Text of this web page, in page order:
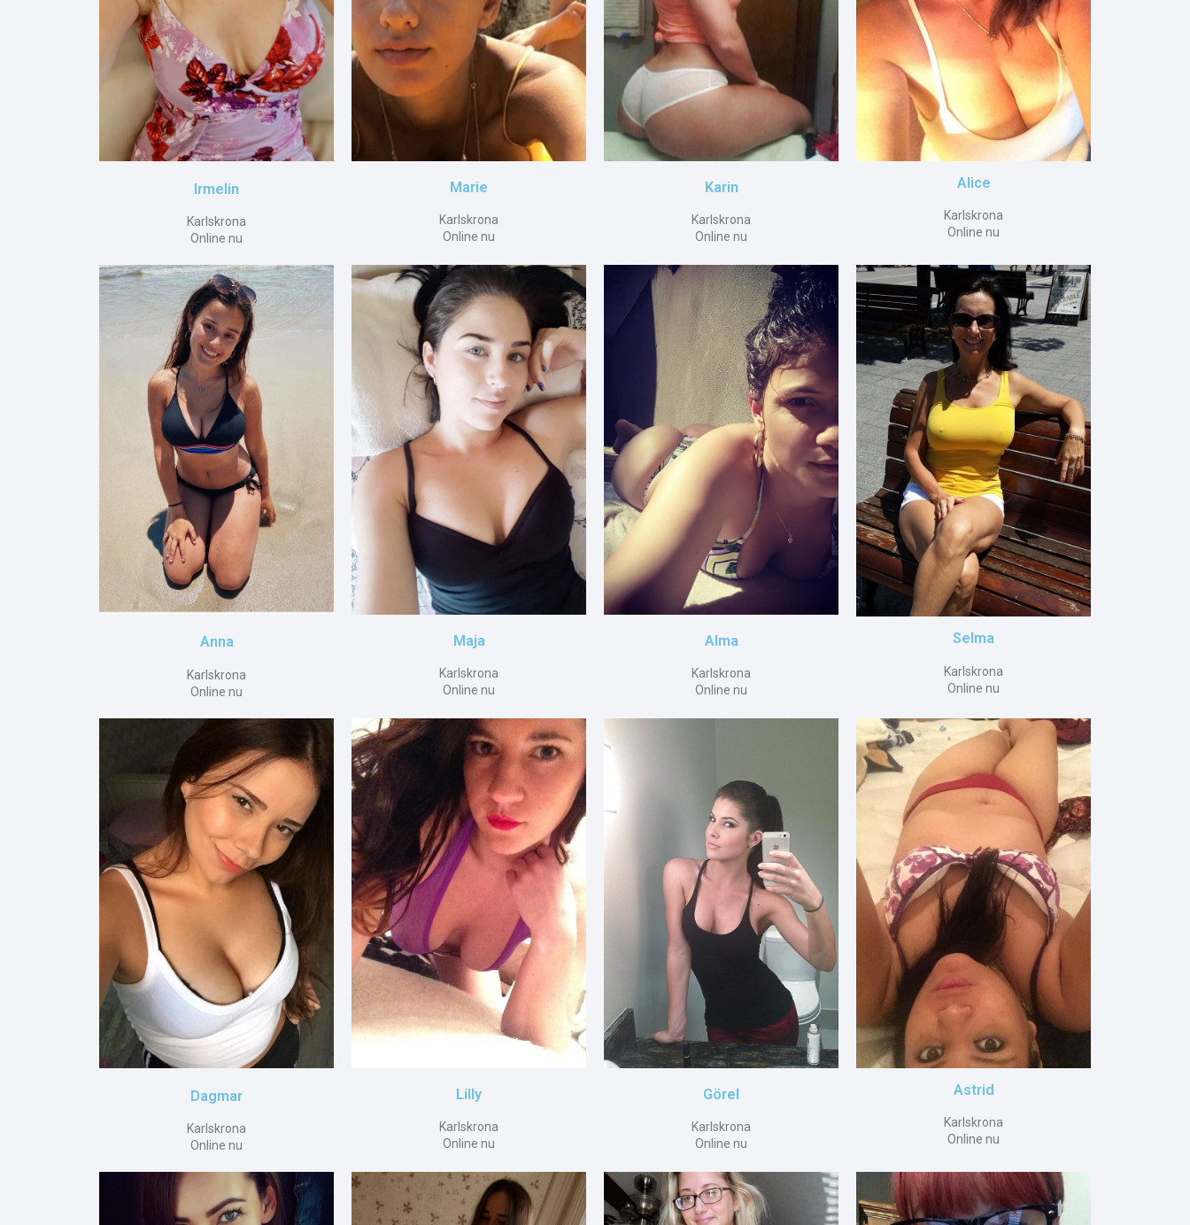
Irmelin
Karlskrona
Online nu
Marie
Karlskrona
Online nu
Karin
Karlskrona
Online nu
Alice
Karlskrona
Online nu
Anna
Karlskrona
Online nu
Maja
Karlskrona
Online nu
Alma
Karlskrona
Online nu
Selma
Karlskrona
Online nu
Dagmar
Karlskrona
Online nu
Lilly
Karlskrona
Online nu
Görel
Karlskrona
Online nu
Astrid
Karlskrona
Online nu